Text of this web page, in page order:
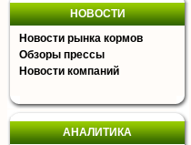
НОВОСТИ
Новости рынка кормов
Обзоры прессы
Новости компаний
АНАЛИТИКА